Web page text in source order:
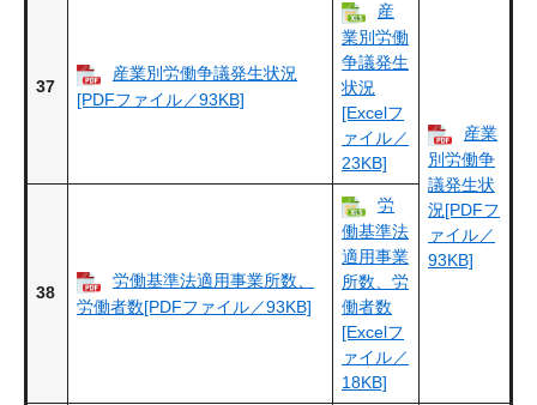
37
産業別労働争議発生状況
[PDFファイル／93KB]
産
業別労働
争議発生
状況
[Excelフ
ァイル／
23KB]
産業
別労働争
議発生状
況[PDFフ
ァイル／
93KB]
38
労働基準法適用事業所数、
労働者数[PDFファイル／93KB]
労
働基準法
適用事業
所数、労
働者数
[Excelフ
ァイル／
18KB]